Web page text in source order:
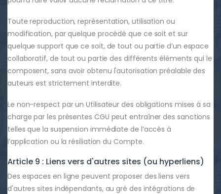
Toute reproduction, représentation, utilisation ou
modification, par quelque procédé que ce soit et sur
quelque support que ce soit, de tout ou partie d’un espace
collaboratif, de tout ou partie des différents éléments qui le
composent, sans avoir obtenu l'autorisation préalable des
auteurs est strictement interdite.
Le non-respect par un Utilisateur des obligations mises à sa
charge par les présentes CGU peut entraîner des sanctions
telles que la suspension immédiate de l’accès à
l’application ou la résiliation du Compte.
Article 9 : Liens vers d'autres sites (ou hyperliens)
Des espaces en ligne peuvent proposer des liens vers
d'autres sites indépendants, au gré des intégrations de